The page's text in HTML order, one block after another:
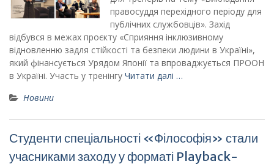
правосуддя перехідного періоду для
публічних службовців». Захід
відбувся в межах проєкту «Сприяння інклюзивному
відновленню задля стійкості та безпеки людини в Україні»,
який фінансується Урядом Японії та впроваджується ПРООН
в Україні. Участь у тренінгу Читати далі …
Новини
Студенти спеціальності «Філософія» стали
учасниками заходу у форматі Playback-